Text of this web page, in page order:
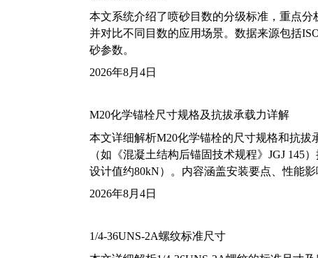
本文系统介绍了喷砂目数的分级标准，重点分
并对比不同目数的应用场景。数据来源包括
砂参数。
2026年8月4日
M20化学锚栓尺寸规格及抗拔承载力详解
本文详细解析M20化学锚栓的尺寸规格和抗
（如《混凝土结构后锚固技术规程》JGJ 145
设计值约80kN）。内容涵盖安装要点、性能
2026年8月4日
1/4-36UNS-2A螺纹标准尺寸